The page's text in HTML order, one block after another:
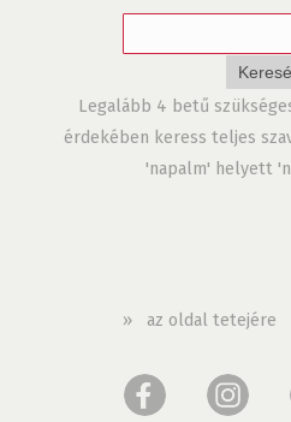
Legalább 4 betű
érdekében keress teljes
'napalm' helyett
» az oldal tetejére